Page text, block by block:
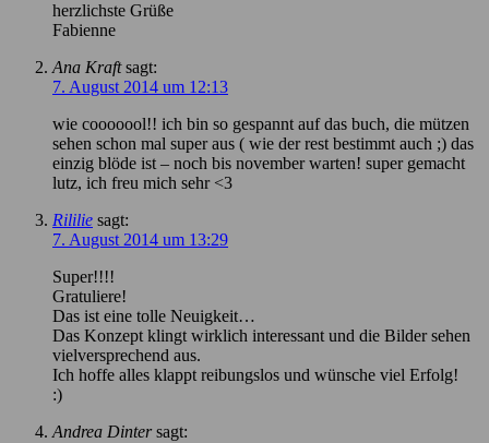
herzlichste Grüße
Fabienne
Ana Kraft sagt:
7. August 2014 um 12:13
wie cooooool!! ich bin so gespannt auf das buch, die mützen
sehen schon mal super aus ( wie der rest bestimmt auch ;) das
einzig blöde ist – noch bis november warten! super gemacht
lutz, ich freu mich sehr <3
Rililie sagt:
7. August 2014 um 13:29
Super!!!!
Gratuliere!
Das ist eine tolle Neuigkeit…
Das Konzept klingt wirklich interessant und die Bilder sehen
vielversprechend aus.
Ich hoffe alles klappt reibungslos und wünsche viel Erfolg!
:)
Andrea Dinter sagt: